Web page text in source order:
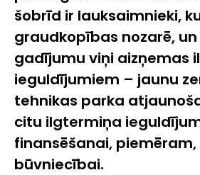
šobrīd ir lauksaimnieki,
graudkopības nozarē, un
gadījumu viņi aizņemas
ieguldījumiem – jaunu
tehnikas parka
citu ilgtermiņa
finansēšanai, piemēram,
būvniecībai.